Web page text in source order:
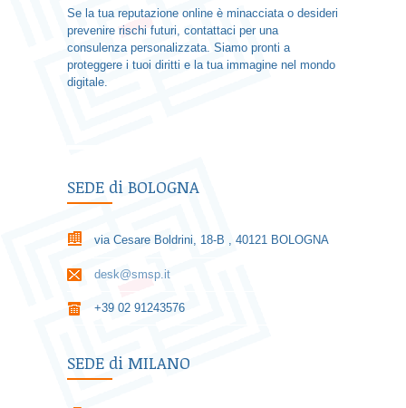
Se la tua reputazione online è minacciata o desideri
prevenire rischi futuri, contattaci per una
consulenza personalizzata. Siamo pronti a
proteggere i tuoi diritti e la tua immagine nel mondo
digitale.
SEDE di BOLOGNA
via Cesare Boldrini, 18-B , 40121 BOLOGNA
desk@smsp.it
+39 02 91243576
SEDE di MILANO